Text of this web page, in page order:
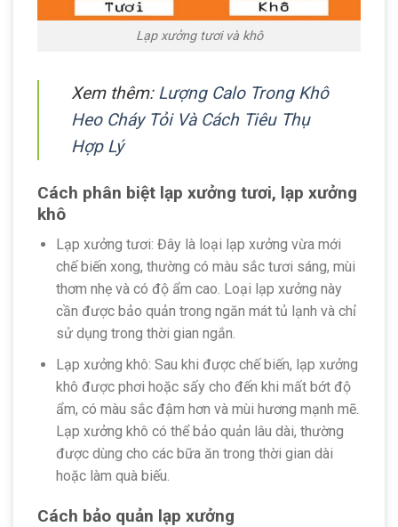
Lạp xưởng tươi và khô
Xem thêm: Lượng Calo Trong Khô
Heo Cháy Tỏi Và Cách Tiêu Thụ
Hợp Lý
Cách phân biệt lạp xưởng tươi, lạp xưởng
khô
Lạp xưởng tươi: Đây là loại lạp xưởng vừa mới
chế biến xong, thường có màu sắc tươi sáng, mùi
thơm nhẹ và có độ ẩm cao. Loại lạp xưởng này
cần được bảo quản trong ngăn mát tủ lạnh và chỉ
sử dụng trong thời gian ngắn.
Lạp xưởng khô: Sau khi được chế biến, lạp xưởng
khô được phơi hoặc sấy cho đến khi mất bớt độ
ẩm, có màu sắc đậm hơn và mùi hương mạnh mẽ.
Lạp xưởng khô có thể bảo quản lâu dài, thường
được dùng cho các bữa ăn trong thời gian dài
hoặc làm quà biếu.
Cách bảo quản lạp xưởng